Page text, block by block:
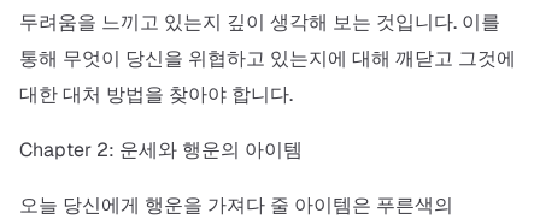
두려움을 느끼고 있는지 깊이 생각해 보는 것입니다. 이를
통해 무엇이 당신을 위협하고 있는지에 대해 깨닫고 그것에
대한 대처 방법을 찾아야 합니다.
Chapter 2: 운세와 행운의 아이템
오늘 당신에게 행운을 가져다 줄 아이템은 푸른색의